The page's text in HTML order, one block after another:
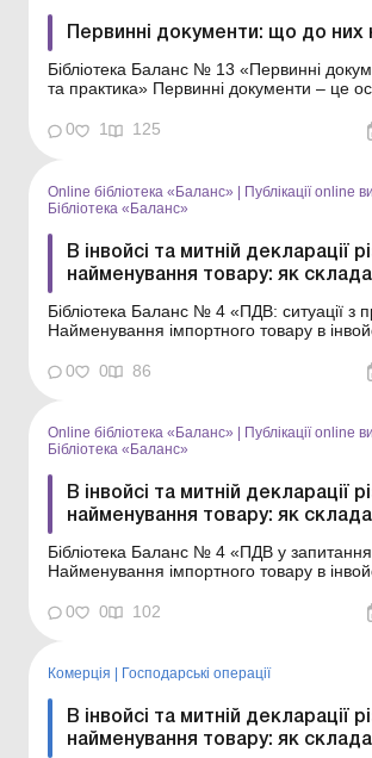
Первинні документи: що до них
Бібліотека Баланс № 13 «Первинні
та практика» Первинні документи – це
саме документи є первинними, чи
первинкою рахунок-фактура, договір,
0 1 125
Online бібліотека «Баланс» | Публікації online
Бібліотека «Баланс»
В інвойсі та митній декларації
найменування товару: як
Бібліотека Баланс № 4 «ПДВ: ситуації з
Найменування імпортного товару в
відрізняються, а код УКТЗЕД –
продажу цього товару виникло
0 0 86
Online бібліотека «Баланс» | Публікації online
Бібліотека «Баланс»
В інвойсі та митній декларації
найменування товару: як
Бібліотека Баланс № 4 «ПДВ у
Найменування імпортного товару в
відрізняються, а код УКТЗЕД –
продажу цього товару виникло
0 0 102
Комерція Господарські операції
В інвойсі та митній декларації
найменування товару: як